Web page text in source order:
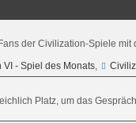
der Civilization-Spiele
VI - Spiel des Monats,
Platz, um das